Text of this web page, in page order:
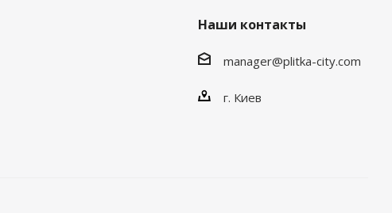
Наши контакты
manager@plitka-city.com
г. Киев